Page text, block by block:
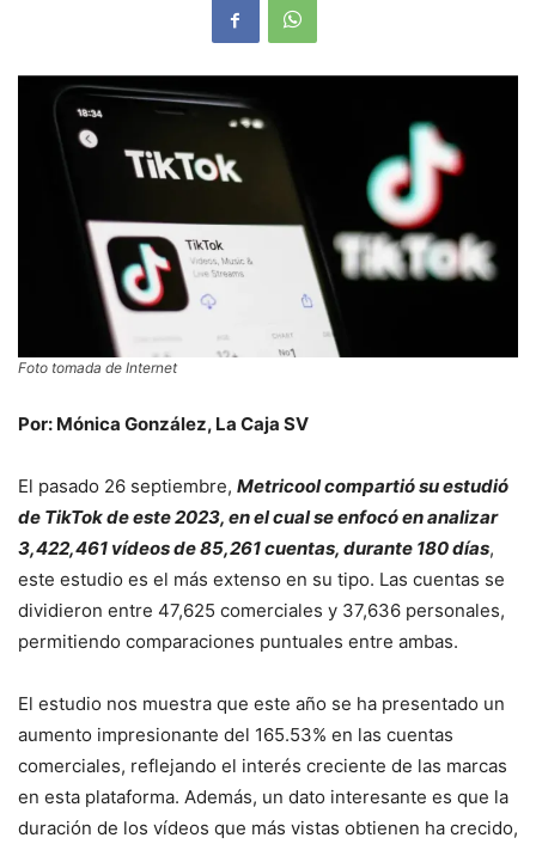
Foto tomada de Internet
Por: Mónica González, La Caja SV
El pasado 26 septiembre, Metricool compartió su estudió
de TikTok de este 2023, en el cual se enfocó en analizar
3,422,461 vídeos de 85,261 cuentas, durante 180 días,
este estudio es el más extenso en su tipo. Las cuentas se
dividieron entre 47,625 comerciales y 37,636 personales,
permitiendo comparaciones puntuales entre ambas.
El estudio nos muestra que este año se ha presentado un
aumento impresionante del 165.53% en las cuentas
comerciales, reflejando el interés creciente de las marcas
en esta plataforma. Además, un dato interesante es que la
duración de los vídeos que más vistas obtienen ha crecido,